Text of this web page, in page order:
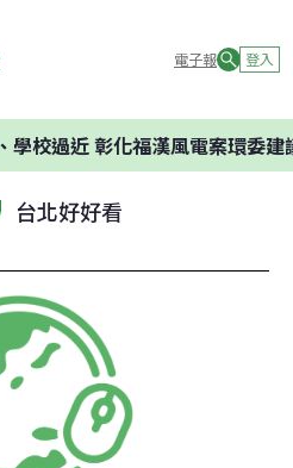
電子報 登入
近 彰化福漢風電案環委建議不
台北好好看